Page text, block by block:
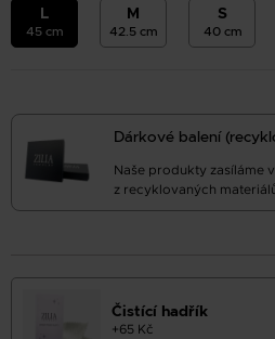
L
45 cm
M
42.5 cm
S
40 cm
Dárkové balení
Naše produkty zasíláme
z recyklovaných
Čistící hadřík
+65 Kč